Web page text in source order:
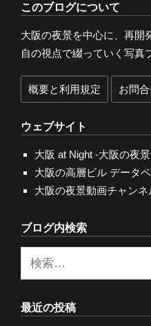
このブログについて
大阪の夜景を中心に、再開
自の視点で綴っていく写真
概要と利用規定 お問
ウェブサイト
大阪 at Night -大阪の夜
大阪の高層ビル データ
大阪の夜景動画チャンネ
ブログ内検索
最近の投稿